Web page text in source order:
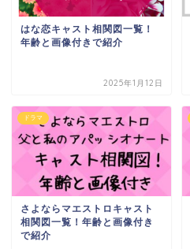
はな恋キャスト相関図一覧！
年齢と画像付きで紹介
2025年1月12日
ドラマ
さよならマエストロキャスト
相関図一覧！年齢と画像付き
で紹介